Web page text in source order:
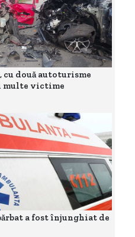
două autoturisme
multe victime
a fost înjunghiat de